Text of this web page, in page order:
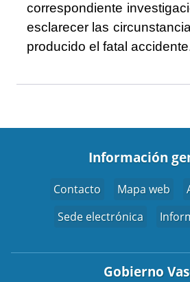
correspondiente
esclarecer las
producido el fatal
Información
Contacto Mapa web
Sede electrónica
Gobierno